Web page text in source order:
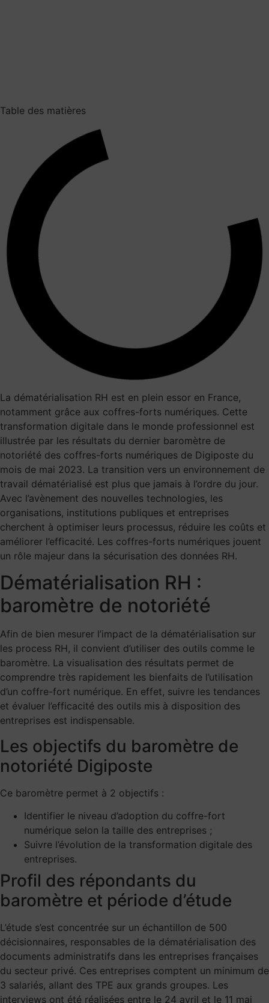
Table des matières
La dématérialisation RH est en plein essor en France,
notamment grâce aux coffres-forts numériques. Cette
transformation digitale dans le monde professionnel est
illustrée par les résultats du dernier baromètre de
notoriété des coffres-forts numériques de Digiposte du
mois de mai 2023. La transition vers un environnement de
travail dématérialisé est plus que jamais à l’ordre du jour.
Avec l’avènement des nouvelles technologies, les
organisations, institutions publiques et entreprises
cherchent à optimiser leurs processus, réduire les coûts et
améliorer l’efficacité. Les coffres-forts numériques jouent
un rôle majeur dans la sécurisation des données RH.
Dématérialisation RH :
baromètre de notoriété
Afin de bien mesurer l’impact de la dématérialisation sur
les process RH, il convient d’utiliser des outils comme le
baromètre. La visualisation des résultats permet de
comprendre très rapidement les bienfaits de l’utilisation
d’un coffre-fort numérique. En effet, suivre les tendances
et évaluer l’efficacité des outils mis à disposition des
entreprises est indispensable.
Les objectifs du baromètre de
notoriété Digiposte
Ce baromètre permet à 2 objectifs :
Identifier le niveau d’adoption du coffre-fort
numérique selon la taille des entreprises ;
Suivre l’évolution de la transformation digitale des
entreprises.
Profil des répondants du
baromètre et période d’étude
L’étude s’est concentrée sur un échantillon de 500
décisionnaires, responsables de la dématérialisation des
documents administratifs dans les entreprises françaises
du secteur privé. Ces entreprises comptent un minimum de
3 salariés, allant des TPE aux grands groupes. Les
interviews ont été réalisées entre le 24 avril et le 11 mai